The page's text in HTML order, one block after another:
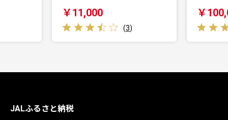
￥100,000
(1
￥
JALふるさと納税